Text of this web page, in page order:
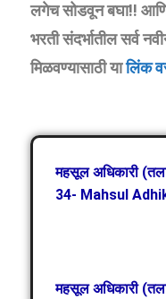
लगेच सोडवून बघा!! आणि
भरती संदर्भातील सर्व
मिळवण्यासाठी यालिंक
महसूल अधिकारी
34- Mahsul
महसूल अधिकारी